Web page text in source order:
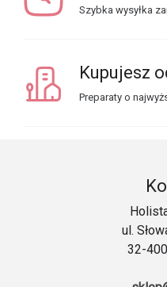
Szybka wysyłka
Kupujesz
Preparaty o
ul.
32-